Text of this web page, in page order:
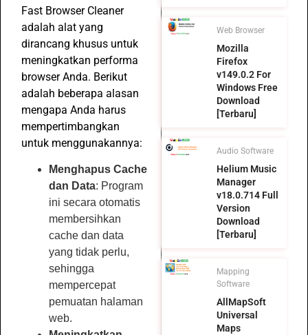
Fast Browser Cleaner
adalah alat yang
dirancang khusus untuk
meningkatkan performa
browser Anda. Berikut
adalah beberapa alasan
mengapa Anda harus
mempertimbangkan
untuk menggunakannya:
Menghapus Cache
dan Data: Program
ini secara otomatis
membersihkan
cache dan data
yang tidak perlu,
sehingga
mempercepat
pemuatan halaman
web.
Web Browser
Mozilla
Firefox
v149.0.2 For
Windows Free
Download
[Terbaru]
Audio Software
Helium Music
Manager
v18.0.714 Full
Version
Download
[Terbaru]
Mapping
Software
AllMapSoft
Universal
Maps